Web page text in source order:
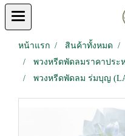
หน้าแรก สินค้าทั้งหมด
พวงหรีดพัดลมราคาประ
พวงหรีดพัดลม ร่มบุญ